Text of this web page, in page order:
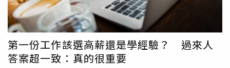
6%提撥勞退自提；5%為伙食費；4%則是勞健保費。原PO
表示，扣除上述固定支出後，每月真正可自由運用的薪水僅
剩約15%，而這筆錢還必須支付聚餐、娛樂、交際應酬、婚
喪喜慶紅包及其他突發開銷，因此生活幾乎沒有彈性。平時
若想添購衣服、鞋子或更換手機，都只能等公司發放獎金時
再「補貨」，獎金也大多花在這些必要消費上，根本無法負
第一份工作該選高薪還是學經驗？ 過來人
答案超一致：真的很重要